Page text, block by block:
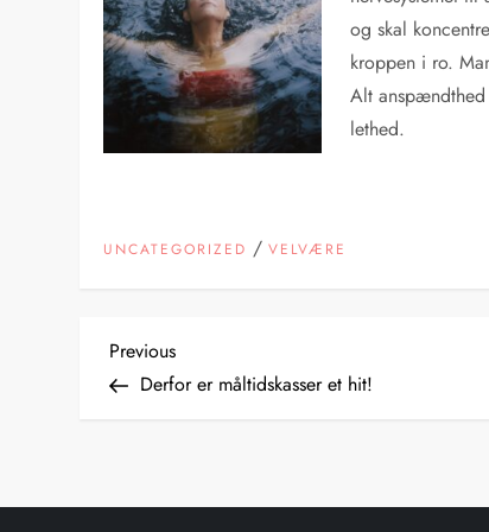
og skal
kroppen i ro.
Alt
lethed.
UNCATEGORIZED /VELVÆRE
I
Previous
Post
Previous
Derfor er måltidskasser et hit!